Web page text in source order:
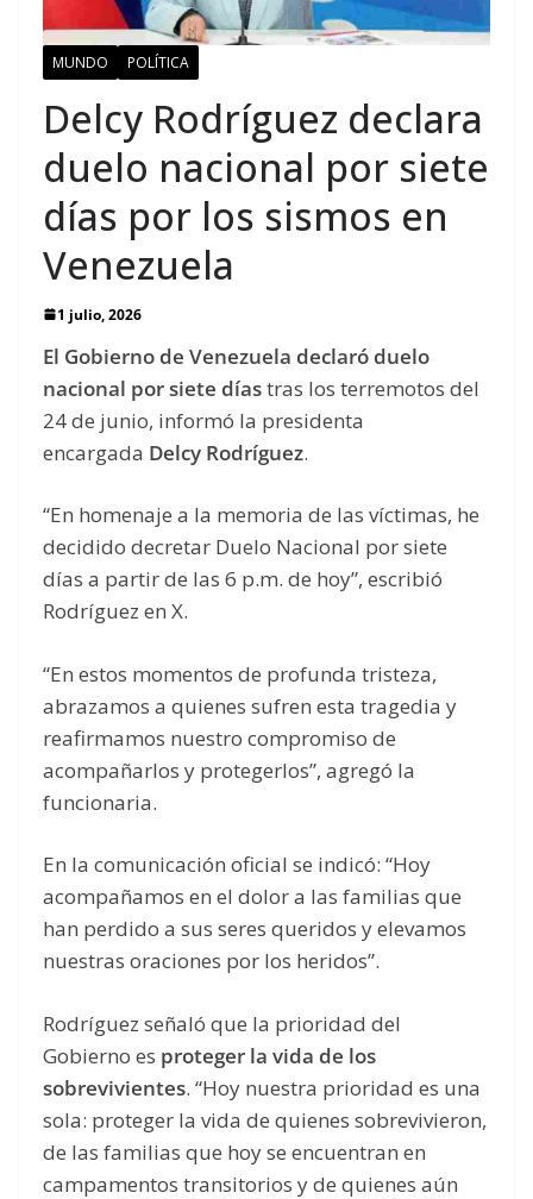
MUNDO POLÍTICA
Delcy Rodríguez declara
duelo nacional por siete
días por los sismos en
Venezuela
1 julio, 2026
El Gobierno de Venezuela declaró duelo
nacional por siete díastras los terremotos del
24 de junio, informó la presidenta
encargada Delcy Rodríguez.
“En homenaje a la memoria de las víctimas, he
decidido decretar Duelo Nacional por siete
días a partir de las 6 p.m. de hoy”, escribió
Rodríguez en X.
“En estos momentos de profunda tristeza,
abrazamos a quienes sufren esta tragedia y
reafirmamos nuestro compromiso de
acompañarlos y protegerlos”, agregó la
funcionaria.
En la comunicación oficial se indicó: “Hoy
acompañamos en el dolor a las familias que
han perdido a sus seres queridos y elevamos
nuestras oraciones por los heridos”.
Rodríguez señaló que la prioridad del
Gobierno es proteger la vida de los
sobrevivientes. “Hoy nuestra prioridad es una
sola: proteger la vida de quienes sobrevivieron,
de las familias que hoy se encuentran en
campamentos transitorios y de quienes aún